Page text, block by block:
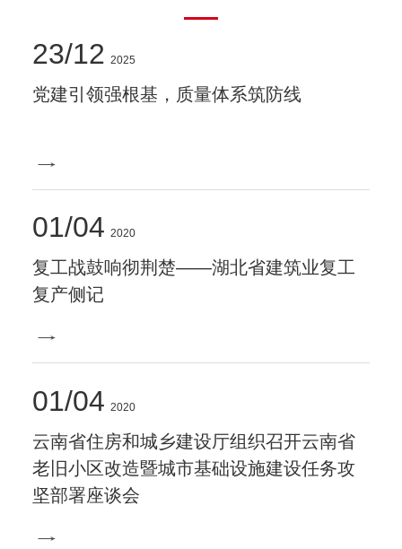
23 12 2025
党建引领强根基，质量体系筑防线
01 04 2020
复工战鼓响彻荆楚——湖北省建筑业复工
复产侧记
01 04 2020
云南省住房和城乡建设厅组织召开云南省
老旧小区改造暨城市基础设施建设任务攻
坚部署座谈会